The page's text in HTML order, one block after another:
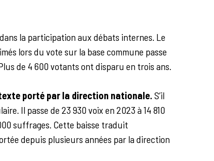
la participation aux débats internes. Le
lors du vote sur la base commune passe
de 4 600 votants ont disparu en trois ans.
porté par la direction nationale. S’il
Il passe de 23 930 voix en 2023 à 14 810
suffrages. Cette baisse traduit
depuis plusieurs années par la direction